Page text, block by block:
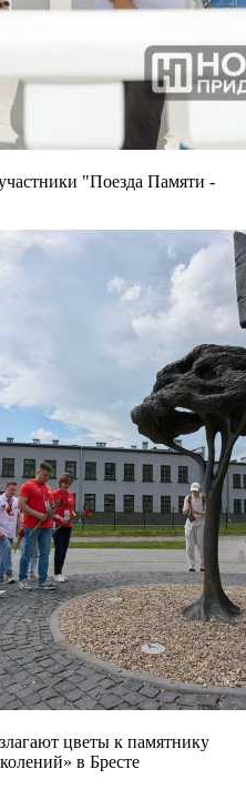
"Поезда Памяти -
цветы к памятнику
в Бресте